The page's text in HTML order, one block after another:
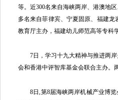
等。近300名来自海峡两岸、港澳地
多名来自菲律宾、宁夏固原、福建
教育厅主办，福建幼儿师范高等专科
7日，学习十九大精神与推进两岸
会和香港中评智库基金会联合主办。
8日,第8届海峡两岸机械产业博览